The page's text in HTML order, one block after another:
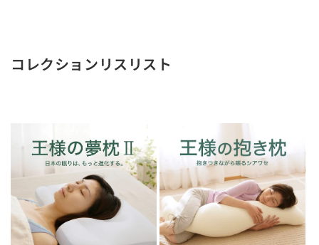
コレクションリスリスト